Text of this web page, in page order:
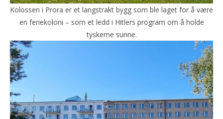
Kolossen i Prora er et langstrakt bygg som ble laget for å være
en feriekoloni – som et ledd i Hitlers program om å holde
tyskerne sunne.